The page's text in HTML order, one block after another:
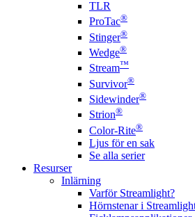
TLR
ProTac®
Stinger®
Wedge®
Stream™
Survivor®
Sidewinder®
Strion®
Color-Rite®
Ljus för en sak
Se alla serier
Resurser
Inlärning
Varför Streamlight?
Hörnstenar i